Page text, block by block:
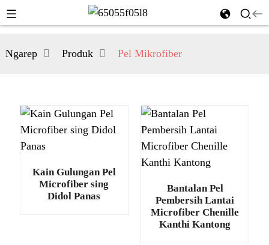
Ngarep Produk Pel Mikrofiber
Kain Gulungan Pel
Microfiber sing
Didol Panas
Bantalan Pel
Pembersih Lantai
Microfiber Chenille
Kanthi Kantong